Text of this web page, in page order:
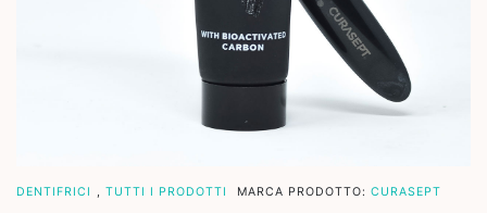
DENTIFRICI , TUTTI I PRODOTTI MARCA PRODOTTO: CURASEPT